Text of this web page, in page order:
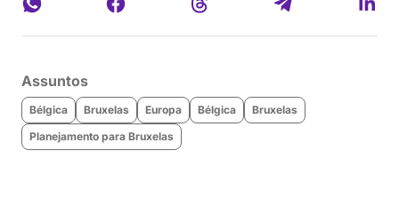
Assuntos
Bélgica Bruxelas Europa Bélgica
Bruxelas
Planejamento para Bruxelas